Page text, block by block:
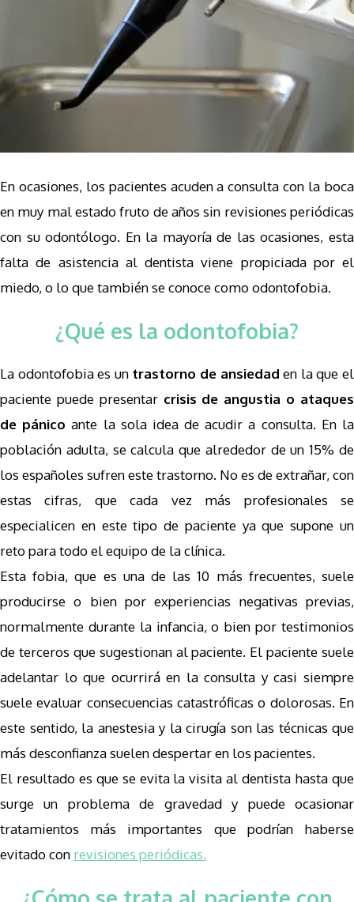
En ocasiones, los pacientes acuden a consulta con la boca
en muy mal estado fruto de años sin revisiones periódicas
con su odontólogo. En la mayoría de las ocasiones, esta
falta de asistencia al dentista viene propiciada por el
miedo, o lo que también se conoce como odontofobia.
¿Qué es la odontofobia?
La odontofobia es un trastorno de ansiedaden la que el
paciente puede presentar crisis de angustia o ataques
de pánicoante la sola idea de acudir a consulta. En la
población adulta, se calcula que alrededor de un 15% de
los españoles sufren este trastorno. No es de extrañar, con
estas cifras, que cada vez más profesionales se
especialicen en este tipo de paciente ya que supone un
reto para todo el equipo de la clínica.
Esta fobia, que es una de las 10 más frecuentes, suele
producirse o bien por experiencias negativas previas,
normalmente durante la infancia, o bien por testimonios
de terceros que sugestionan al paciente. El paciente suele
adelantar lo que ocurrirá en la consulta y casi siempre
suele evaluar consecuencias catastróficas o dolorosas. En
este sentido, la anestesia y la cirugía son las técnicas que
más desconfianza suelen despertar en los pacientes.
El resultado es que se evita la visita al dentista hasta que
surge un problema de gravedad y puede ocasionar
tratamientos más importantes que podrían haberse
evitado con revisiones periódicas.